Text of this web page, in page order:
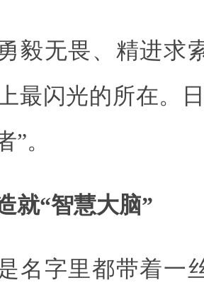
毅无畏、精进求
最闪光的所在。
”。
就“智慧大脑”
名字里都带着一